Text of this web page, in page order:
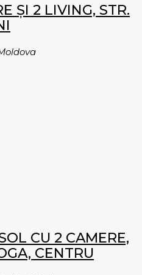
ŞI 2 LIVING, STR.
CU 2 CAMERE,
CENTRU